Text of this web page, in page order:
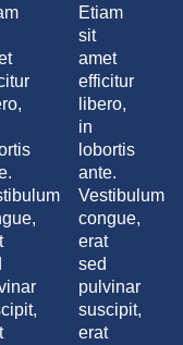
Etiam
sit
amet
efficitur
libero,
in
lobortis
ante.
Vestibulum
congue,
erat
sed
pulvinar
suscipit,
erat